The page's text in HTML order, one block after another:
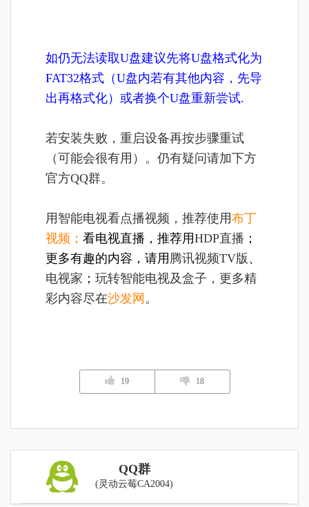
如仍无法读取U盘建议先将U盘格式化为
FAT32格式（U盘内若有其他内容，先导
出再格式化）或者换个U盘重新尝试.
若安装失败，重启设备再按步骤重试
（可能会很有用）。仍有疑问请加下方
官方QQ群。
用智能电视看点播视频，推荐使用布丁
视频 ； 看电视直播，推荐用HDP直播 ；
更多有趣的内容，请用 腾讯视频TV版 、
电视家 ； 玩转智能电视及盒子，更多精
彩内容尽在沙发网 。
19 18
QQ群
(灵动云莓CA2004)